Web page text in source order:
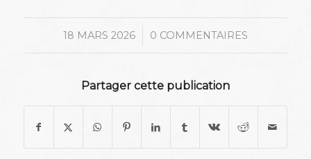
18 MARS 2026
/ 0 COMMENTAIRES
Partager cette publication